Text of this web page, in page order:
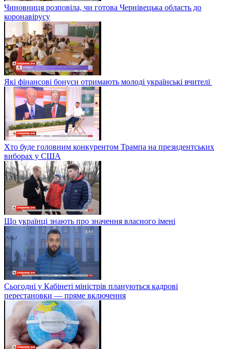
Чиновниця розповіла, чи готова Чернівецька область до
коронавірусу
Які фінансові бонуси отримають молоді українські вчителі
Хто буде головним конкурентом Трампа на президентських
виборах у США
Що українці знають про значення власного імені
Сьогодні у Кабінеті міністрів плануються кадрові
перестановки — пряме включення